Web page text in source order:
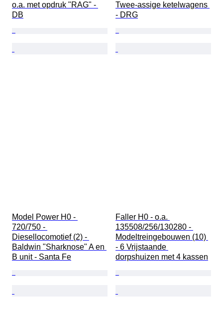
o.a. met opdruk "RAG" -
DB
Twee-assige ketelwagens
- DRG
Model Power H0 -
720/750 -
Diesellocomotief (2) -
Baldwin "Sharknose" A en
B unit - Santa Fe
Faller H0 - o.a.
135508/256/130280 -
Modeltreingebouwen (10)
- 6 Vrijstaande
dorpshuizen met 4 kassen